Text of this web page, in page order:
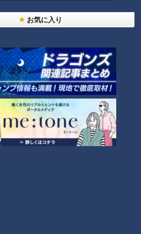
お気に入り
スガキヤ」の新形態！学生が
ェ